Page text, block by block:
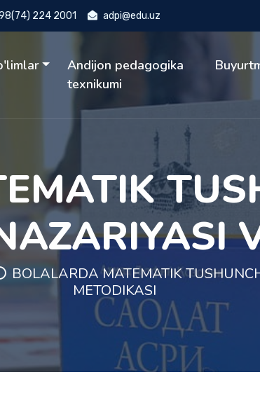
224 2001 adpi@edu.uz
Andijon pedagogika
texnikumi
BOLALARDA MATEMATIK
METODIKASI